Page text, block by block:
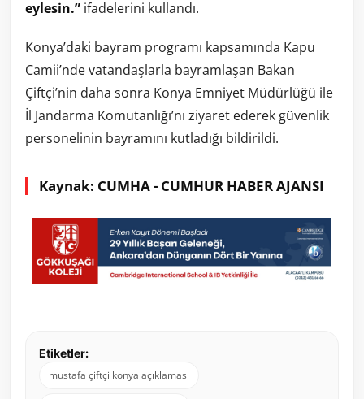
eylesin.” ifadelerini kullandı.
Konya’daki bayram programı kapsamında Kapu
Camii’nde vatandaşlarla bayramlaşan Bakan
Çiftçi’nin daha sonra Konya Emniyet Müdürlüğü ile
İl Jandarma Komutanlığı’nı ziyaret ederek güvenlik
personelinin bayramını kutladığı bildirildi.
Kaynak: CUMHA - CUMHUR HABER AJANSI
Etiketler:
mustafa çiftçi konya açıklaması